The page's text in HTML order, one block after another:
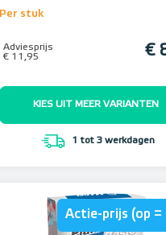
Per stuk
Adviesprijs
€ 11,95
€
KIES UIT MEER VARIANTEN
1 tot 3 werkdagen
Actie-prijs (op =